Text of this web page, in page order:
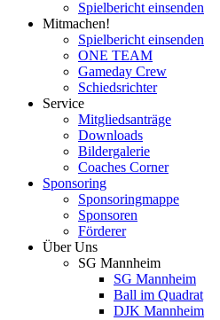
Spielbericht einsenden
Mitmachen!
Spielbericht einsenden
ONE TEAM
Gameday Crew
Schiedsrichter
Service
Mitgliedsanträge
Downloads
Bildergalerie
Coaches Corner
Sponsoring
Sponsoringmappe
Sponsoren
Förderer
Über Uns
SG Mannheim
SG Mannheim
Ball im Quadrat
DJK Mannheim